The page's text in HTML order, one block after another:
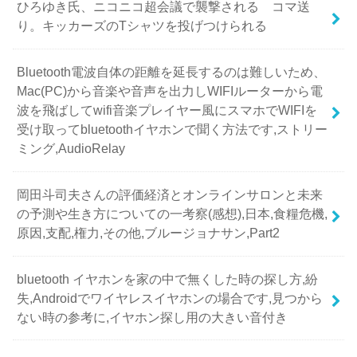
ひろゆき氏、ニコニコ超会議で襲撃される コマ送
り。キッカーズのTシャツを投げつけられる
Bluetooth電波自体の距離を延長するのは難しいため、
Mac(PC)から音楽や音声を出力しWIFIルーターから電
波を飛ばしてwifi音楽プレイヤー風にスマホでWIFIを
受け取ってbluetoothイヤホンで聞く方法です,ストリー
ミング,AudioRelay
岡田斗司夫さんの評価経済とオンラインサロンと未来
の予測や生き方についての一考察(感想),日本,食糧危機,
原因,支配,権力,その他,ブルージョナサン,Part2
bluetooth イヤホンを家の中で無くした時の探し方,紛
失,Androidでワイヤレスイヤホンの場合です,見つから
ない時の参考に,イヤホン探し用の大きい音付き